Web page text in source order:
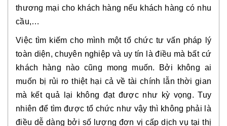
thương mại cho khách hàng nếu khách hàng có nhu
cầu,…
Việc tìm kiếm cho mình một tổ chức tư vấn pháp lý
toàn diện, chuyên nghiệp và uy tín là điều mà bất cứ
khách hàng nào cũng mong muốn. Bởi không ai
muốn bị rủi ro thiệt hại cả về tài chính lẫn thời gian
mà kết quả lại không đạt được như kỳ vọng. Tuy
nhiên để tìm được tổ chức như vậy thì không phải là
điều dễ dàng bởi số lượng đơn vị cấp dịch vụ tại thị